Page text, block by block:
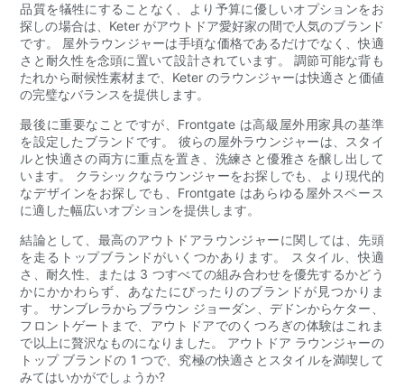
品質を犠牲にすることなく、より予算に優しいオプションをお
探しの場合は、Keter がアウトドア愛好家の間で人気のブランド
です。 屋外ラウンジャーは手頃な価格であるだけでなく、快適
さと耐久性を念頭に置いて設計されています。 調節可能な背も
たれから耐候性素材まで、Keter のラウンジャーは快適さと価値
の完璧なバランスを提供します。
最後に重要なことですが、Frontgate は高級屋外用家具の基準
を設定したブランドです。 彼らの屋外ラウンジャーは、スタイ
ルと快適さの両方に重点を置き、洗練さと優雅さを醸し出して
います。 クラシックなラウンジャーをお探しでも、より現代的
なデザインをお探しでも、Frontgate はあらゆる屋外スペース
に適した幅広いオプションを提供します。
結論として、最高のアウトドアラウンジャーに関しては、先頭
を走るトップブランドがいくつかあります。 スタイル、快適
さ、耐久性、または 3 つすべての組み合わせを優先するかどう
かにかかわらず、あなたにぴったりのブランドが見つかりま
す。 サンブレラからブラウン ジョーダン、デドンからケター、
フロントゲートまで、アウトドアでのくつろぎの体験はこれま
で以上に贅沢なものになりました。 アウトドア ラウンジャーの
トップ ブランドの 1 つで、究極の快適さとスタイルを満喫して
みてはいかがでしょうか?